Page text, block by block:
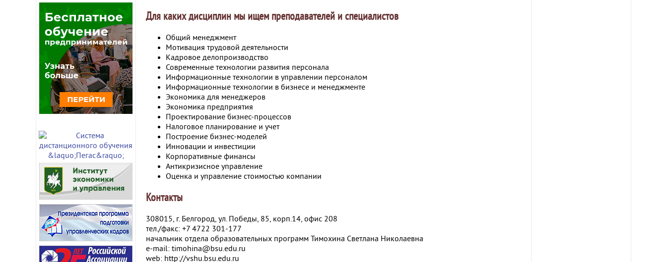
Для каких дисциплин мы ищем преподавателей и специалистов
Общий менеджмент
Мотивация трудовой деятельности
Кадровое делопроизводство
Современные технологии развития персонала
Информационные технологии в управлении персоналом
Информационные технологии в бизнесе и менеджменте
Экономика для менеджеров
Экономика предприятия
Проектирование бизнес-процессов
Налоговое планирование и учет
Построение бизнес-моделей
Инновации и инвестиции
Корпоративные финансы
Антикризисное управление
Оценка и управление стоимостью компании
Контакты
308015, г. Белгород, ул. Победы, 85, корп.14, офис 208
тел./факс: +7 4722 301-177
начальник отдела образовательных программ Тимохина Светлана Николаевна
e-mail: timohina@bsu.edu.ru
web: http://vshu.bsu.edu.ru